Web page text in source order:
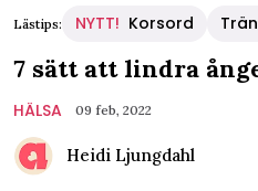
Lästips: NYTT! Korsord
7 sätt att lindra
HÄLSA 09 feb, 2022
Heidi Ljungdahl